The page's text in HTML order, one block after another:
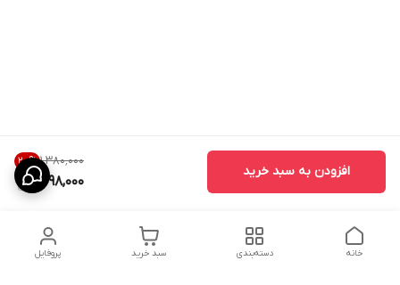
۱٬۳۸۰٬۰۰۰ 20%
1,098,000
افزودن به سبد خرید
پروفایل سبد خرید دسته‌بندی خانه